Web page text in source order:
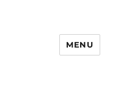
MENU